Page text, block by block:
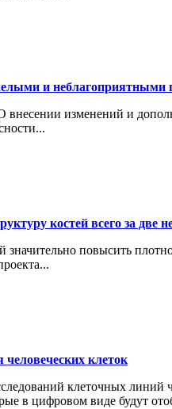
и
изменений и
костей всего за две
повысить
человеческих клеток
клеточных линий
в цифровом виде будут